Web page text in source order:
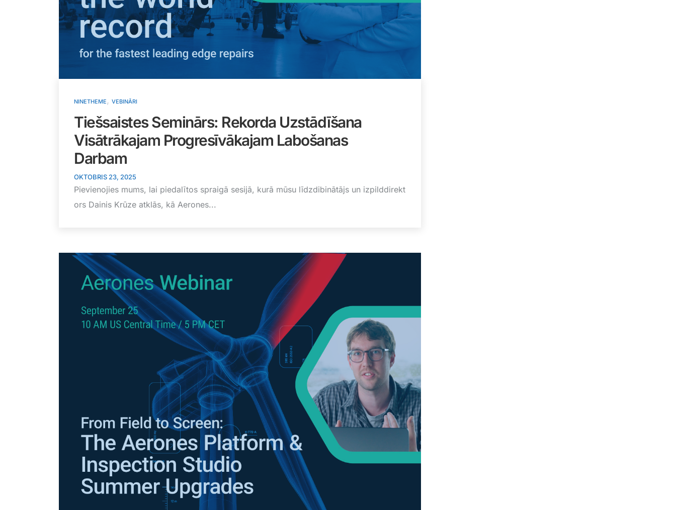
NINETHEME , VEBINĀRI
Tiešsaistes Seminārs: Rekorda Uzstādīšana
Visātrākajam Progresīvākajam Labošanas
Darbam
OKTOBRIS 23, 2025
Pievienojies mums, lai piedalītos spraigā sesijā, kurā mūsu līdzdibinātājs un izpilddirekt
ors Dainis Krūze atklās, kā Aerones...